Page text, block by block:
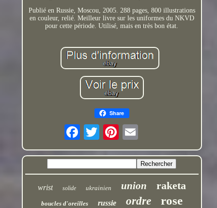
Publié en Russie, Moscou, 2005. 288 pages, 800 illustrations
en couleur, relié. Meilleur livre sur les uniformes du NKVD
pour cette période. Utilisé, mais en très bon état.
Share
wrist solide ukrainien union raketa
boucles d'oreilles russie ordre rose